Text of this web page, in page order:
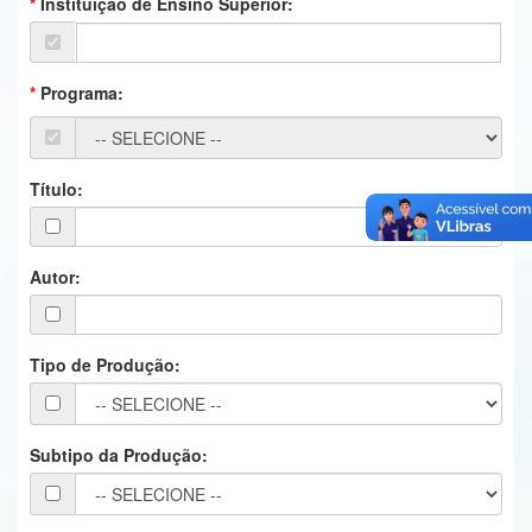
Ministério da Ciência, Tecnologia, Inovações e Comunicações
Ministério do Turismo
Controladoria-Geral da União
Secretaria-Geral
Secretaria de Governo
Gabinete de Segurança Institucional
Advocacia-Geral da União
Banco Central do Brasil
Programa:
Título:
Autor:
Tipo de Produção:
Subtipo da Produção: